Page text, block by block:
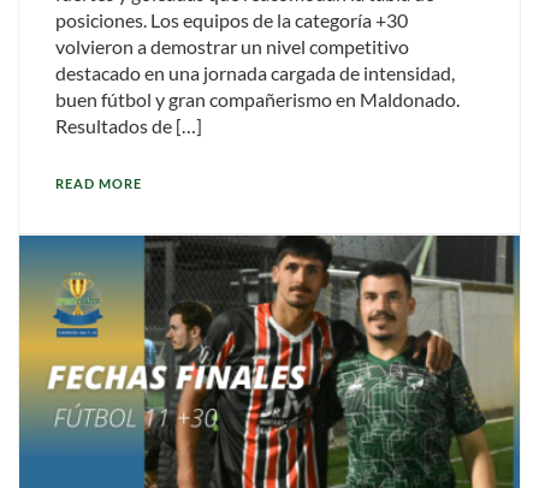
posiciones. Los equipos de la categoría +30
volvieron a demostrar un nivel competitivo
destacado en una jornada cargada de intensidad,
buen fútbol y gran compañerismo en Maldonado.
Resultados de […]
READ MORE